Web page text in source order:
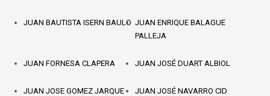
JUAN BAUTISTA ISERN BAULO JUAN ENRIQUE BALAGUE
PALLEJA
JUAN FORNESA CLAPERA JUAN JOSÉ DUART ALBIOL
JUAN JOSE GOMEZ JARQUE JUAN JOSÉ NAVARRO CID